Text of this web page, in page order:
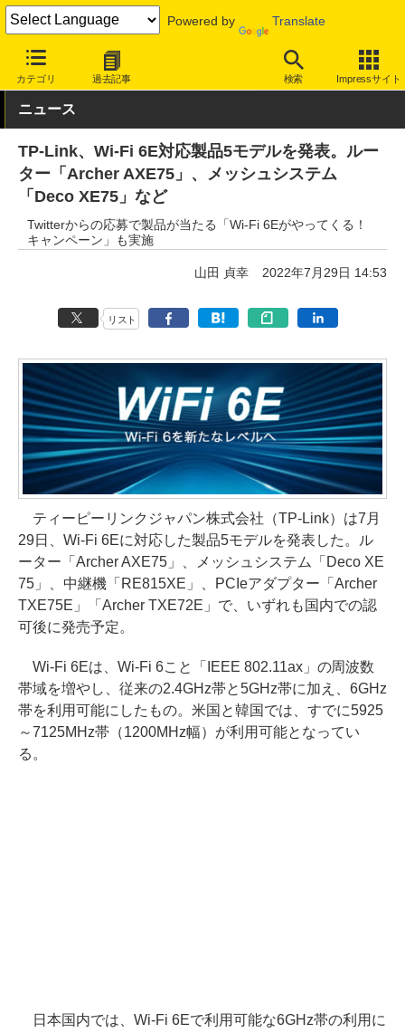
Powered by Translate
カテゴリ 過去記事 検索 Impressサイト
INTERNET Watch トピック
ニュース
TP-Link、Wi-Fi 6E対応製品5モデルを発表。ルー
ター「Archer AXE75」、メッシュシステム
「Deco XE75」など
Twitterからの応募で製品が当たる「Wi-Fi 6Eがやってくる！
キャンペーン」も実施
山田 貞幸 2022年7月29日 14:53
リスト
ティーピーリンクジャパン株式会社（TP-Link）は7月
29日、Wi-Fi 6Eに対応した製品5モデルを発表した。ル
ーター「Archer AXE75」、メッシュシステム「Deco XE
75」、中継機「RE815XE」、PCIeアダプター「Archer
TXE75E」「Archer TXE72E」で、いずれも国内での認
可後に発売予定。
Wi-Fi 6Eは、Wi-Fi 6こと「IEEE 802.11ax」の周波数
帯域を増やし、従来の2.4GHz帯と5GHz帯に加え、6GHz
帯を利用可能にしたもの。米国と韓国では、すでに5925
～7125MHz帯（1200MHz幅）が利用可能となってい
る。
日本国内では、Wi-Fi 6Eで利用可能な6GHz帯の利用に